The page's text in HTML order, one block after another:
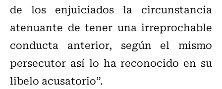
de los enjuiciados la circunstancia
atenuante de tener una irreprochable
conducta anterior, según el mismo
persecutor así lo ha reconocido en su
libelo acusatorio”.